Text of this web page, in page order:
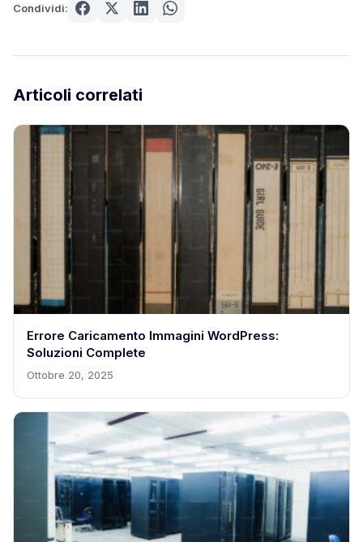
Condividi:
Articoli correlati
Errore Caricamento Immagini WordPress:
Soluzioni Complete
Ottobre 20, 2025